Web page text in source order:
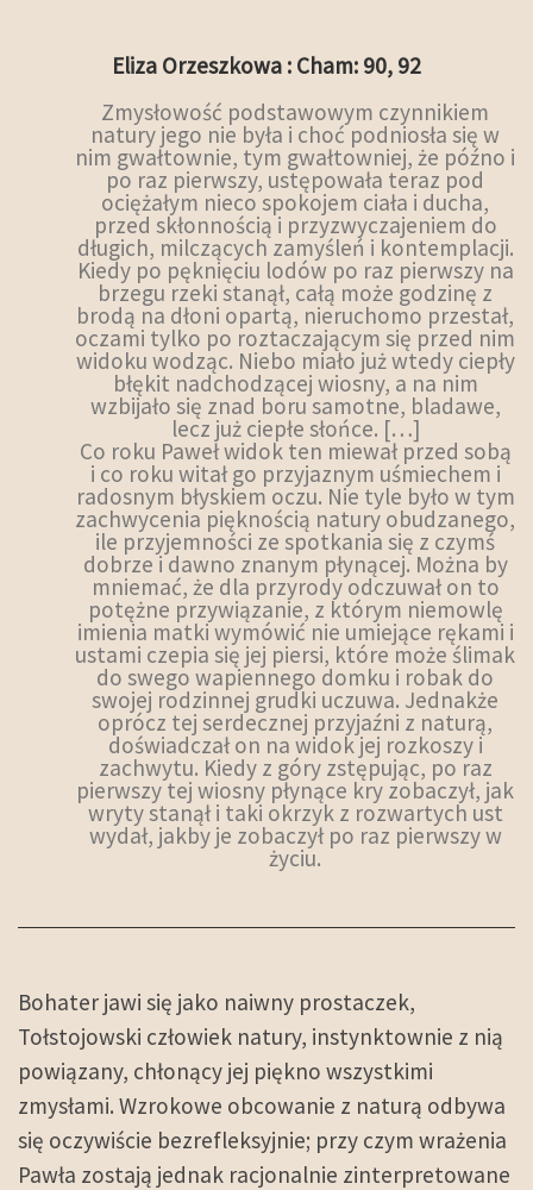
Eliza Orzeszkowa : Cham: 90, 92
Zmysłowość podstawowym czynnikiem
natury jego nie była i choć podniosła się w
nim gwałtownie, tym gwałtowniej, że późno i
po raz pierwszy, ustępowała teraz pod
ociężałym nieco spokojem ciała i ducha,
przed skłonnością i przyzwyczajeniem do
długich, milczących zamyśleń i kontemplacji.
Kiedy po pęknięciu lodów po raz pierwszy na
brzegu rzeki stanął, całą może godzinę z
brodą na dłoni opartą, nieruchomo przestał,
oczami tylko po roztaczającym się przed nim
widoku wodząc. Niebo miało już wtedy ciepły
błękit nadchodzącej wiosny, a na nim
wzbijało się znad boru samotne, bladawe,
lecz już ciepłe słońce. […]
Co roku Paweł widok ten miewał przed sobą
i co roku witał go przyjaznym uśmiechem i
radosnym błyskiem oczu. Nie tyle było w tym
zachwycenia pięknością natury obudzanego,
ile przyjemności ze spotkania się z czymś
dobrze i dawno znanym płynącej. Można by
mniemać, że dla przyrody odczuwał on to
potężne przywiązanie, z którym niemowlę
imienia matki wymówić nie umiejące rękami i
ustami czepia się jej piersi, które może ślimak
do swego wapiennego domku i robak do
swojej rodzinnej grudki uczuwa. Jednakże
oprócz tej serdecznej przyjaźni z naturą,
doświadczał on na widok jej rozkoszy i
zachwytu. Kiedy z góry zstępując, po raz
pierwszy tej wiosny płynące kry zobaczył, jak
wryty stanął i taki okrzyk z rozwartych ust
wydał, jakby je zobaczył po raz pierwszy w
życiu.
Bohater jawi się jako naiwny prostaczek,
Tołstojowski człowiek natury, instynktownie z nią
powiązany, chłonący jej piękno wszystkimi
zmysłami. Wzrokowe obcowanie z naturą odbywa
się oczywiście bezrefleksyjnie; przy czym wrażenia
Pawła zostają jednak racjonalnie zinterpretowane